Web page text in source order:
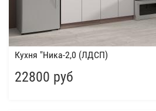
Кухня "Ника-2,0 (ЛДСП)
22800 руб